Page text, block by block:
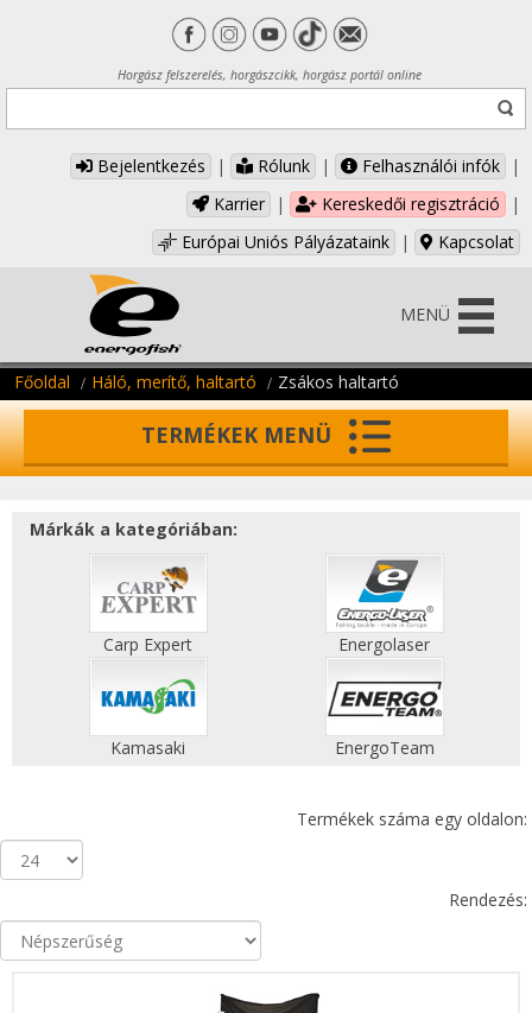
Horgász felszerelés, horgászcikk, horgász portál online
Bejelentkezés | Rólunk | Felhasználói infók
|
Karrier
| Kereskedői regisztráció
|
Európai Uniós Pályázataink
| Kapcsolat
MENÜ
Főoldal Háló, merítő, haltartó Zsákos haltartó
TERMÉKEK MENÜ
Márkák a kategóriában:
Carp Expert Energolaser
Kamasaki EnergoTeam
Termékek száma egy oldalon:
Rendezés: